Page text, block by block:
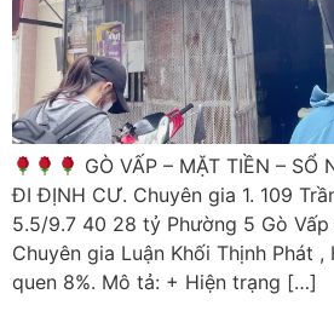
GÒ VẤP – MẶT TIỀN – SỔ
ĐI ĐỊNH CƯ. Chuyên gia 1. 109
5.5/9.7 40 28 tỷ Phường 5 Gò
Chuyên gia Luận Khối Thịnh Phát
quen 8%. Mô tả: + Hiện trạng […]